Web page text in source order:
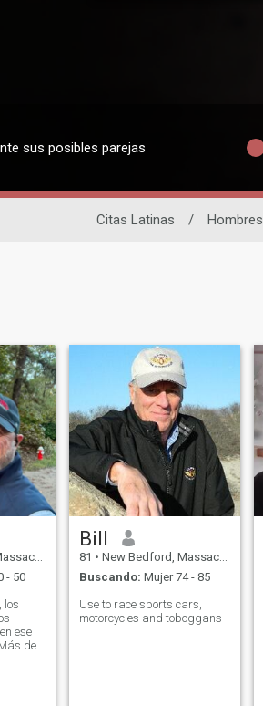
sus posibles parejas
Citas Latinas / Hombres
Unidos
- 50
los
ese
de
Bill
81 • New Bedford, Massachusetts, Estados Unidos
Buscando: Mujer 74 - 85
Use to race sports cars,
motorcycles and toboggans